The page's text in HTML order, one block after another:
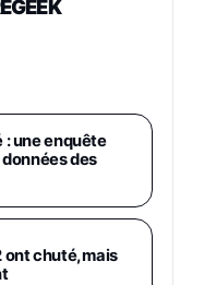
Ultra, Smartphone
512 Go,
25W Inclus,
Version FR
: une enquête
des
ont chuté, mais